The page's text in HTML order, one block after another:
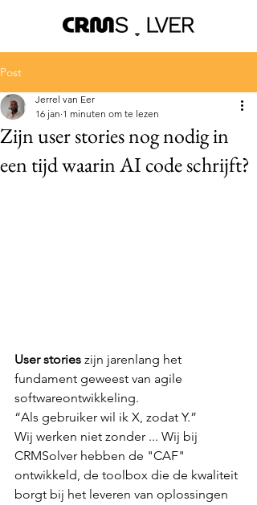
Post
Zijn user stories nog nodig in
een tijd waarin AI code schrijft?
Jerrel van Eer
16 jan 1 minuten om te lezen
User stories zijn jarenlang het
fundament geweest van agile
softwareontwikkeling.
“Als gebruiker wil ik X, zodat Y.”
Wij werken niet zonder ... Wij bij
CRMSolver hebben de "CAF"
ontwikkeld, de toolbox die de kwaliteit
borgt bij het leveren van oplossingen